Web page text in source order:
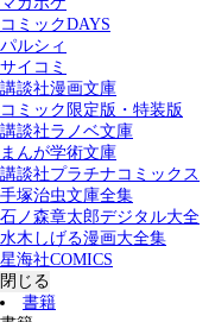
コミックDAYS
パルシィ
サイコミ
講談社漫画文庫
コミック限定版・特装版
講談社ラノベ文庫
まんが学術文庫
講談社プラチナコミックス
手塚治虫文庫全集
石ノ森章太郎デジタル大全
水木しげる漫画大全集
星海社COMICS
閉じる
書籍
カテゴリー：
すべての記事